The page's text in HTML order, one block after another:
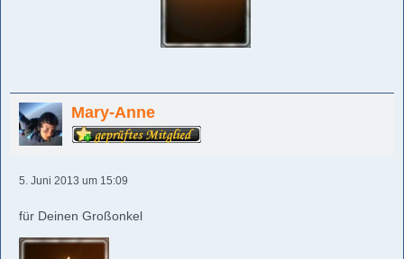
Mary-Anne
5. Juni 2013 um 15:09
für Deinen Großonkel